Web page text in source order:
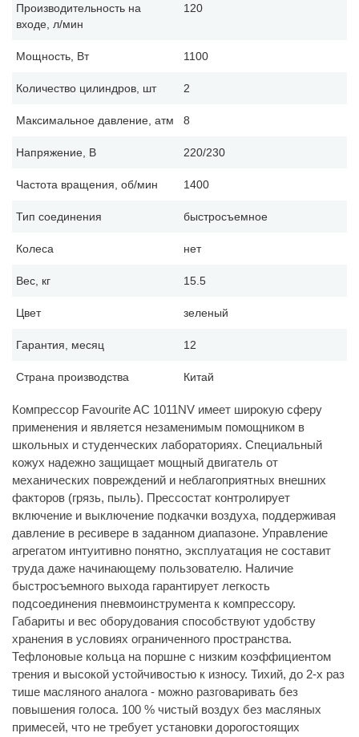
Производительность на
входе, л/мин
120
Мощность, Вт 1100
Количество цилиндров, шт 2
Максимальное давление, атм 8
Напряжение, В 220/230
Частота вращения, об/мин 1400
Тип соединения быстросъемное
Колеса нет
Вес, кг 15.5
Цвет зеленый
Гарантия, месяц 12
Страна производства Китай
Компрессор Favourite AC 1011NV имеет широкую сферу
применения и является незаменимым помощником в
школьных и студенческих лабораториях. Специальный
кожух надежно защищает мощный двигатель от
механических повреждений и неблагоприятных внешних
факторов (грязь, пыль). Прессостат контролирует
включение и выключение подкачки воздуха, поддерживая
давление в ресивере в заданном диапазоне. Управление
агрегатом интуитивно понятно, эксплуатация не составит
труда даже начинающему пользователю. Наличие
быстросъемного выхода гарантирует легкость
подсоединения пневмоинструмента к компрессору.
Габариты и вес оборудования способствуют удобству
хранения в условиях ограниченного пространства.
Тефлоновые кольца на поршне с низким коэффициентом
трения и высокой устойчивостью к износу. Тихий, до 2-х раз
тише масляного аналога - можно разговаривать без
повышения голоса. 100 % чистый воздух без масляных
примесей, что не требует установки дорогостоящих